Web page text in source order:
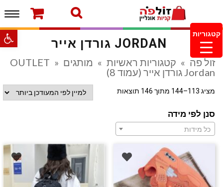
פתח
ברוכים הבאים לחנות של זולפה!
עמוד הבית
משלוחים והחזרות
מוצרים חדשים
צור קשר
מעקב הזמנות
מעל 249.99ש”ח
JORDAN גורדן אייר
זול פה » קטגוריות ראשיות » מותגים OUTLET »
Jordan גורדן אייר (עמוד 8)
מציג 113–144 מתוך 146 תוצאות
סנן לפי מידה
כל מידות
קטגוריות